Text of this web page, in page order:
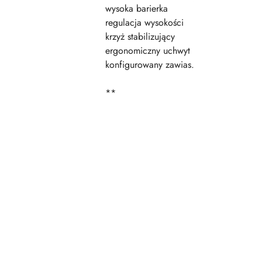
wysoka barierka
regulacja wysokości
krzyż stabilizujący
ergonomiczny uchwyt
konfigurowany zawias.
**